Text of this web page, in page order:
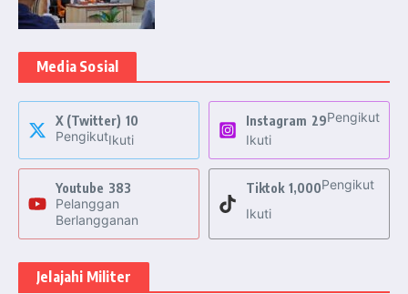
Media Sosial
X (Twitter) 10
PengikutIkuti
Instagram 29Pengikut
Ikuti
Youtube 383
Pelanggan
Berlangganan
Tiktok 1,000Pengikut
Ikuti
Jelajahi Militer